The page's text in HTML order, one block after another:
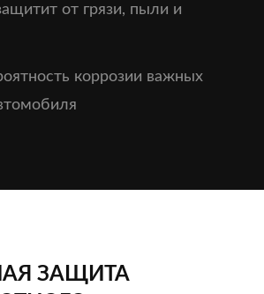
от грязи, пыли и
коррозии важных
ЗАЩИТА